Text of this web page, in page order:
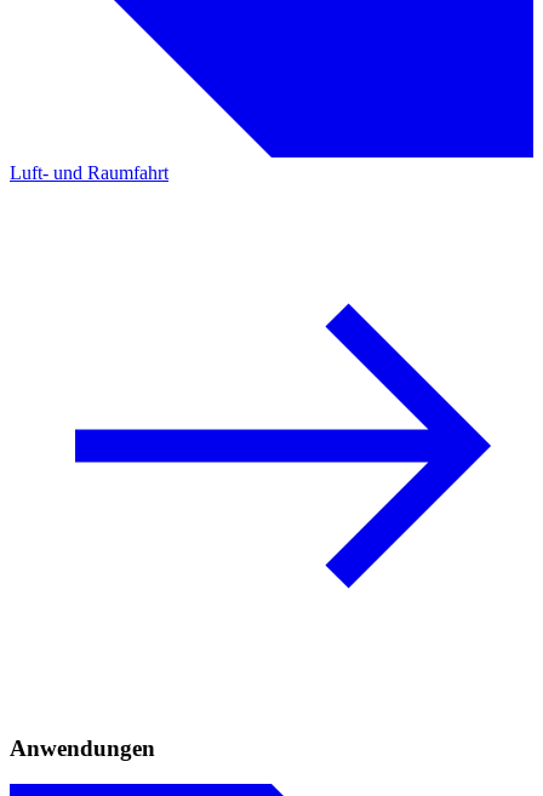
Luft- und Raumfahrt
Anwendungen